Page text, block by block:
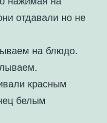
отдавали но не
на блюдо.
красным
белым